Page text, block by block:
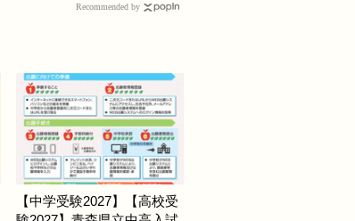
Recommended by
【中学受験2027】【高校受